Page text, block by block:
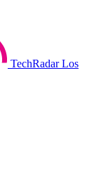
TechRadar Los